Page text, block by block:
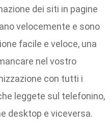
dei siti in pagine
velocemente e sono
facile e veloce, una
nel vostro
con tutti i
leggete sul telefonino,
desktop e viceversa.